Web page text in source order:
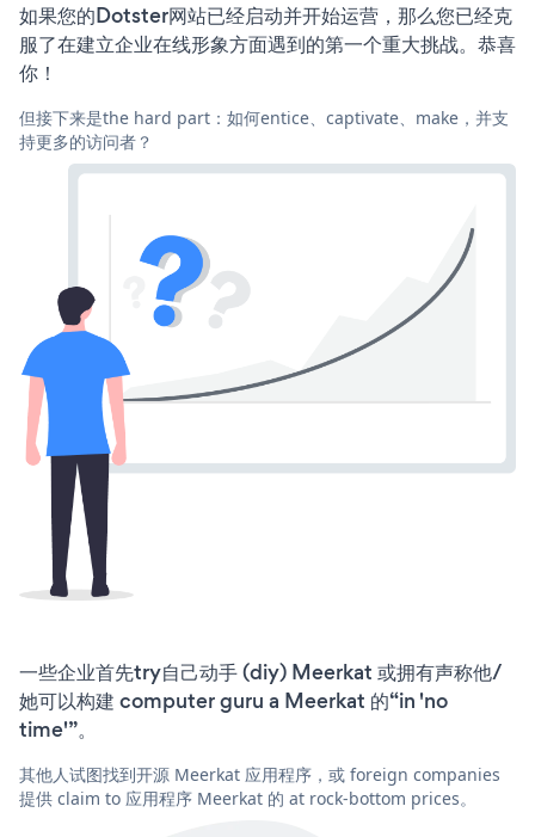
如果您的Dotster网站已经启动并开始运营，那么您已经克
服了在建立企业在线形象方面遇到的第一个重大挑战。恭喜
你！
但接下来是the hard part：如何entice、captivate、make，并支
持更多的访问者？
一些企业首先try自己动手 (diy) Meerkat 或拥有声称他/
她可以构建 computer guru a Meerkat 的“in 'no
time'”。
其他人试图找到开源 Meerkat 应用程序，或 foreign companies
提供 claim to 应用程序 Meerkat 的 at rock-bottom prices。